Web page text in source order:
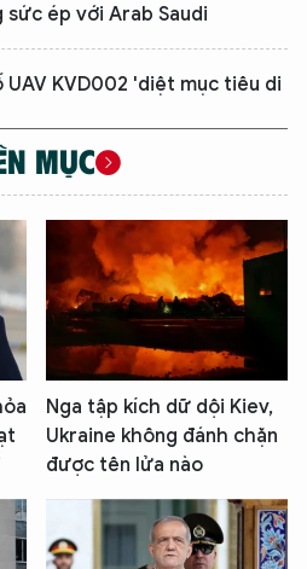
sức ép với Arab Saudi
UAV KVD002 'diệt mục tiêu di
MỤC
Nga tập kích dữ dội Kiev,
Ukraine không đánh chặn
được tên lửa nào
điều gì bạn cần biết về